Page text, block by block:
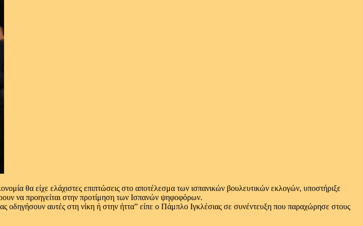
θα είχε ελάχιστες επιπτώσεις στο αποτέλεσμα των ισπανικών βουλευτικών εκλογών, υποστήριξε
να προηγείται στην προτίμηση των Ισπανών ψηφοφόρων.
οδηγήσουν αυτές στη νίκη ή στην ήττα” είπε ο Πάμπλο Ιγκλέσιας σε συνέντευξη που παραχώρησε στους